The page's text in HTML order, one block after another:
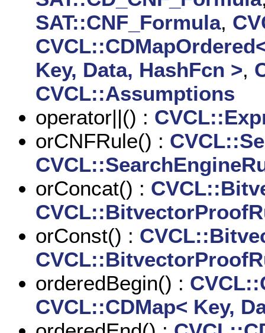
SAT::CNF_Formula,
Key, Data, HashFcn >,
CVCL::Assumptions
operator||() :
orCNFRule() :
orConcat() :
orConst() :
orderedBegin() :
CVCL::CDMap< Key,